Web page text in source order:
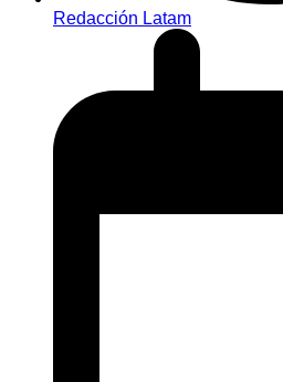
Redacción Latam